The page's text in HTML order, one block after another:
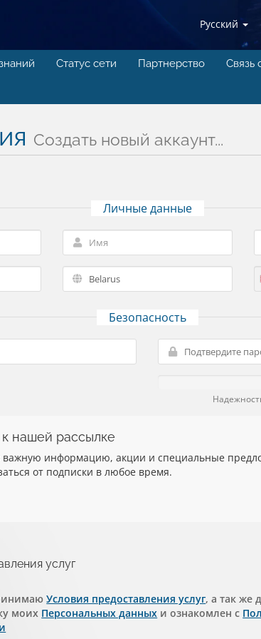
Русский
Статус сети Партнерство Связь
Создать новый аккаунт...
Личные данные
Безопасность
нашей рассылке
информацию, акции и специальные
от подписки в любое время.
услуг
Условия предоставления услуг, а так же
моих Персональных данных и ознакомлен с